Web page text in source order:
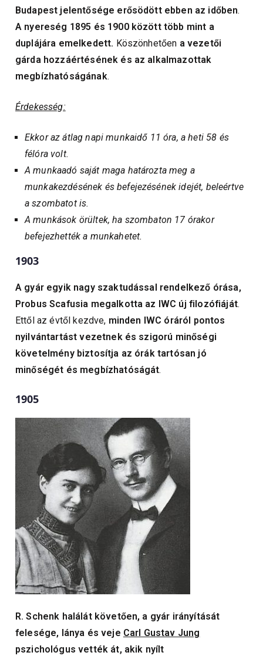
Budapest jelentősége erősödött ebben az időben.
A nyereség 1895 és 1900 között több mint a
duplájára emelkedett. Köszönhetően a vezetői
gárda hozzáértésének és az alkalmazottak
megbízhatóságának.
Érdekesség:
Ekkor az átlag napi munkaidő 11 óra, a heti 58 és
félóra volt.
A munkaadó saját maga határozta meg a
munkakezdésének és befejezésének idejét, beleértve
a szombatot is.
A munkások örültek, ha szombaton 17 órakor
befejezhették a munkahetet.
1903
A gyár egyik nagy szaktudással rendelkező órása,
Probus Scafusia megalkotta az IWC új filozófiáját.
Ettől az évtől kezdve, minden IWC óráról pontos
nyilvántartást vezetnek és szigorú minőségi
követelmény biztosítja az órák tartósan jó
minőségét és megbízhatóságát.
1905
R. Schenk halálát követően, a gyár irányítását
felesége, lánya és veje Carl Gustav Jung
pszichológus vették át, akik nyílt